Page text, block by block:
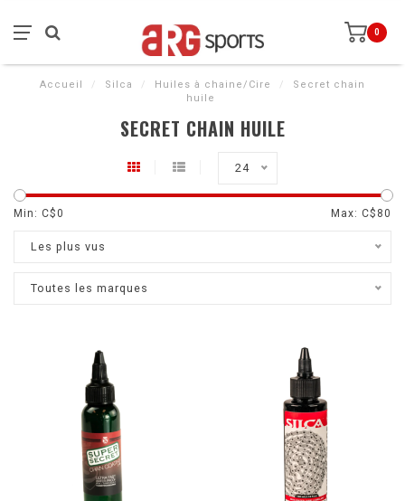
0
Accueil / Silca / Huiles à chaine/Cire /
Secret chain
huile
SECRET CHAIN HUILE
24
Min: C$0 Max: C$ 80
Les plus vus
Toutes les marques